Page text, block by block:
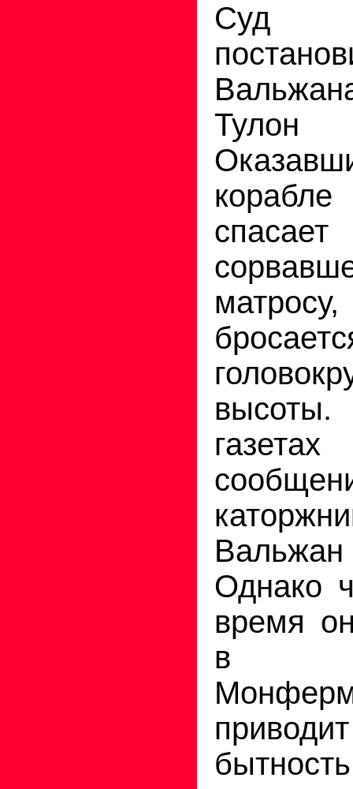
Суд
Тулон
высоты.
Однако
время
в